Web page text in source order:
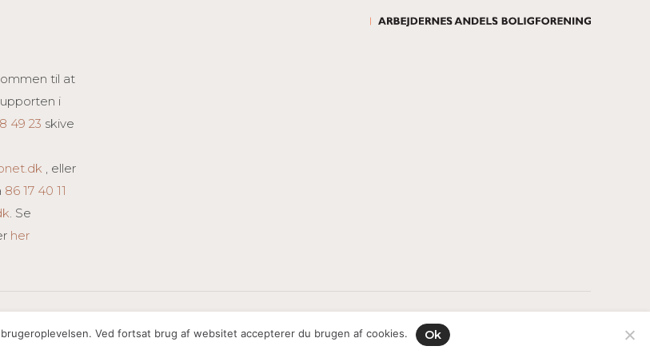
til at
i
49 23 skive
, eller
86 17 40 11
. Se
her
Ved fortsat brug af websitet accepterer du brugen af cookies. Ok